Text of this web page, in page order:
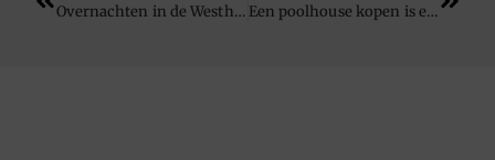
Overnachten in de Westhoek: jouw toegangspoort tot rijke cultuur Een poolhouse kopen is een toegevoegde waarde voor uw tuin